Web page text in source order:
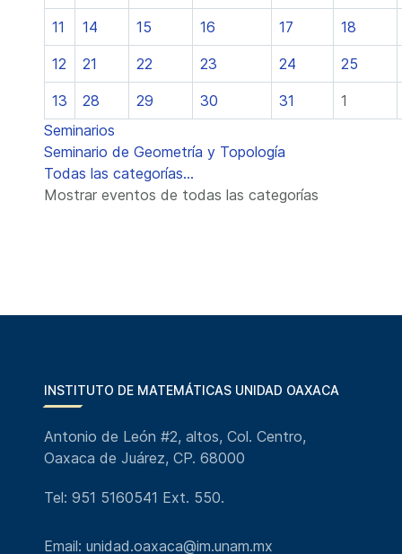
11 14 15 16 17 18
12 21 22 23 24 25
13 28 29 30 31
1
Seminarios
Seminario de Geometría y Topología
Todas las categorías...
Mostrar eventos de todas las categorías
INSTITUTO DE MATEMÁTICAS UNIDAD OAXACA
Antonio de León #2, altos, Col. Centro,
Oaxaca de Juárez, CP. 68000
Tel: 951 5160541 Ext. 550.
Email: unidad.oaxaca@im.unam.mx